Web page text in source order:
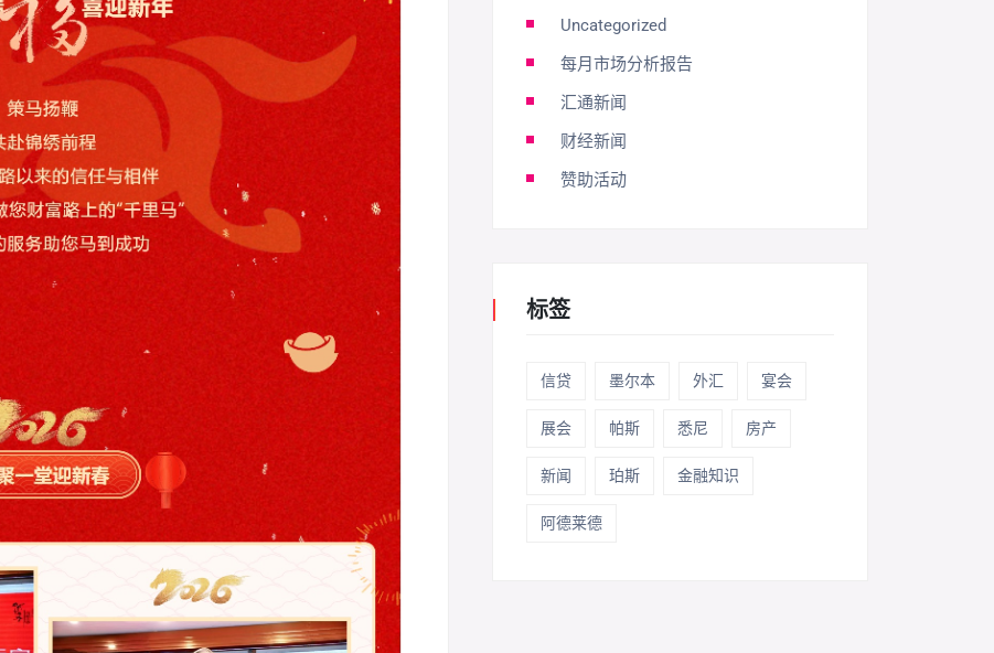
Uncategorized
每月市场分析报告
汇通新闻
财经新闻
赞助活动
标签
信贷 墨尔本 外汇 宴会
展会 帕斯 悉尼 房产
新闻 珀斯 金融知识
阿德莱德